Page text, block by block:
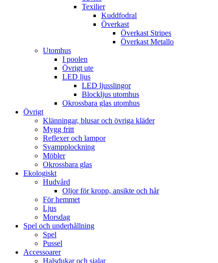
Texilier
Kuddfodral
Överkast
Överkast Stripes
Överkast Metallo
Utomhus
I poolen
Övrigt ute
LED ljus
LED ljusslingor
Blockljus utomhus
Okrossbara glas utomhus
Övrigt
Klänningar, blusar och övriga kläder
Mygg fritt
Reflexer och lampor
Svampplockning
Möbler
Okrossbara glas
Ekologiskt
Hudvård
Oljor för kropp, ansikte och hår
För hemmet
Ljus
Morsdag
Spel och underhållning
Spel
Pussel
Accessoarer
Halsdukar och sjalar